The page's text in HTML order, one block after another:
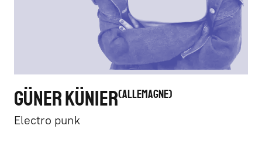
GÜNER KÜNIER ALLEMAGNE
Electro punk